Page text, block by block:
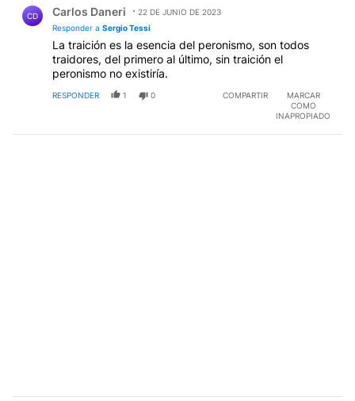
CD Carlos Daneri
22 DE JUNIO DE 2023
Responder a Sergio Tessi
La traición es la esencia del peronismo, son todos
traidores, del primero al último, sin traición el
peronismo no existiría.
RESPONDER 1 0 COMPARTIR
MARCAR
COMO
INAPROPIADO